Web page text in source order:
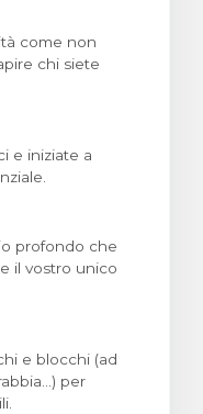
come non
chi siete
e iniziate a
profondo che
il vostro unico
e blocchi (ad
per